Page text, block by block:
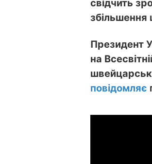
свідчить
збільшення
Президент
на
повідомляє